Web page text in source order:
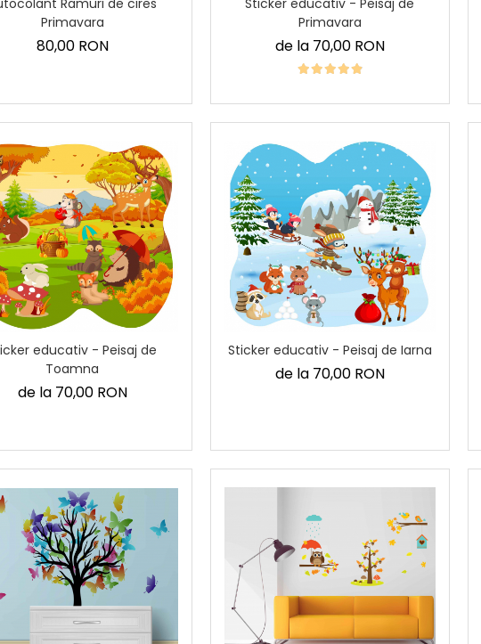
Primavara
80,00 RON
Primavara
de la 70,00 RON
educativ - Peisaj de
Toamna
de la 70,00 RON
Sticker educativ - Peisaj de Iarna
de la 70,00 RON